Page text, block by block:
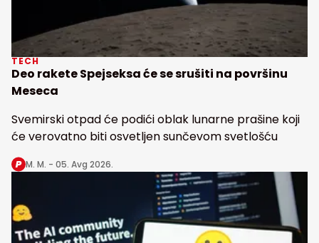
TECH
Deo rakete Spejseksa će se srušiti na površinu
Meseca
Svemirski otpad će podići oblak lunarne prašine koji
će verovatno biti osvetljen sunčevom svetlošću
M. M. - 05. Avg 2026.